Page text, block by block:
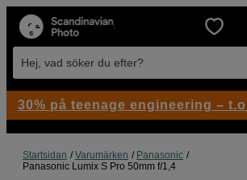
Hej, vad söker du efter?
Startsidan Varumärken
Panasonic
Panasonic Lumix S Pro 50mm f/1,4
30% på teenage engineering –